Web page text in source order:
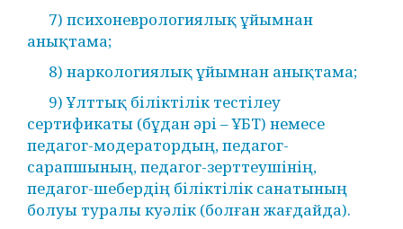
7) психоневрологиялық ұйымнан
анықтама;
8) наркологиялық ұйымнан анықтама;
9) Ұлттық біліктілік тестілеу
сертификаты (бұдан әрі – ҰБТ) немесе
педагог-модератордың, педагог-
сарапшының, педагог-зерттеушінің,
педагог-шебердің біліктілік санатының
болуы туралы куәлік (болған жағдайда).